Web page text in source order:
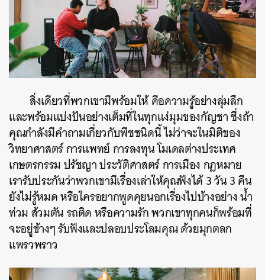
สิ่งเดียวที่พวกเขามีพร้อมให้ คือความรู้อย่างลุ่มลึก
และพร้อมแบ่งปันอย่างเต็มที่ในทุกแง่มุมของกัญชา ซึ่งถ้า
คุณกำลังมีคำถามเกี่ยวกับพืชชนิดนี้ ไม่ว่าจะในมิติของ
วิทยาศาสตร์ การแพทย์ การลงทุน โมเดลต่างประเทศ
เกษตรกรรม ปรัชญา ประวัติศาสตร์ การเมือง กฎหมาย
เรารับประกันว่าพวกเขามีเรื่องเล่าให้คุณฟังได้ 3 วัน 3 คืน
ยังไม่รู้หมด หรือใครอยากพูดคุยนอกเรื่องไปบ้างอย่าง น้ำ
ท่วม ส้วมตัน รถติด หรือความรัก พวกเขาทุกคนก็พร้อมที่
จะอยู่ข้างๆ รับฟังและปลอบประโลมคุณ ด้วยมุกตลก
แพรวพราว